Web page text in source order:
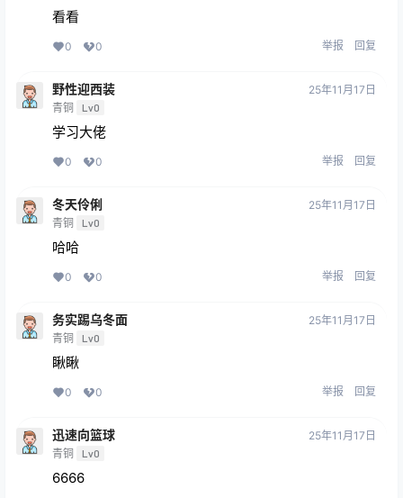
看看
0 0 举报 回复
野性迎西装
青铜 Lv0
25年11月17日
学习大佬
0 0 举报 回复
冬天伶俐
青铜 Lv0
25年11月17日
哈哈
0 0 举报 回复
务实踢乌冬面
青铜 Lv0
25年11月17日
瞅瞅
0 0 举报 回复
迅速向篮球
青铜 Lv0
25年11月17日
6666